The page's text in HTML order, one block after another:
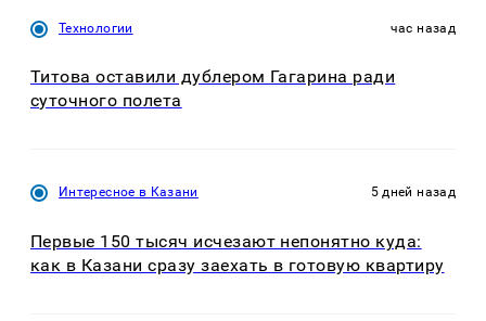
Технологии час назад
Титова оставили дублером Гагарина ради
суточного полета
Интересное в Казани 5 дней назад
Первые 150 тысяч исчезают непонятно куда:
как в Казани сразу заехать в готовую квартиру